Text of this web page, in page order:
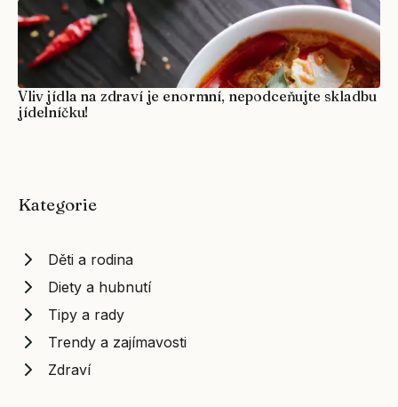
Vliv jídla na zdraví je enormní, nepodceňujte skladbu
jídelníčku!
Kategorie
Děti a rodina
Diety a hubnutí
Tipy a rady
Trendy a zajímavosti
Zdraví